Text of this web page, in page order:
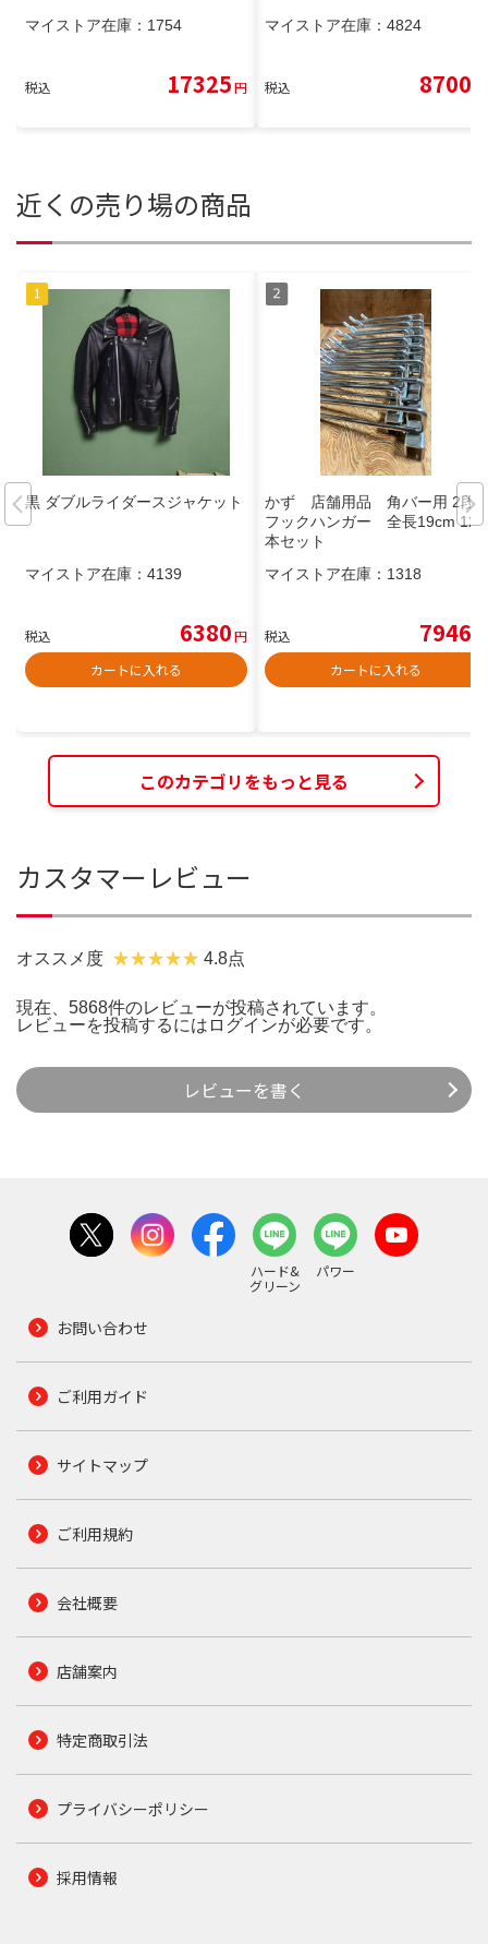
マイストア在庫： 1754
税込 17325円
マイストア在庫： 4824
税込 8700
近くの売り場の商品
黒 ダブルライダースジャケット
マイストア在庫： 4139
税込 6380円
カートに入れる
かず 店舗用品 角バー用 2段
フックハンガー 全長19cm 120
本セット
マイストア在庫： 1318
税込 7946
カートに入れる
このカテゴリをもっと見る
カスタマーレビュー
オススメ度 4.8点
現在、5868件のレビューが投稿されています。
レビューを投稿するには ログインが必要です。
レビューを書く
ハード&
グリーン
パワー
お問い合わせ
ご利用ガイド
サイトマップ
ご利用規約
会社概要
店舗案内
特定商取引法
プライバシーポリシー
採用情報